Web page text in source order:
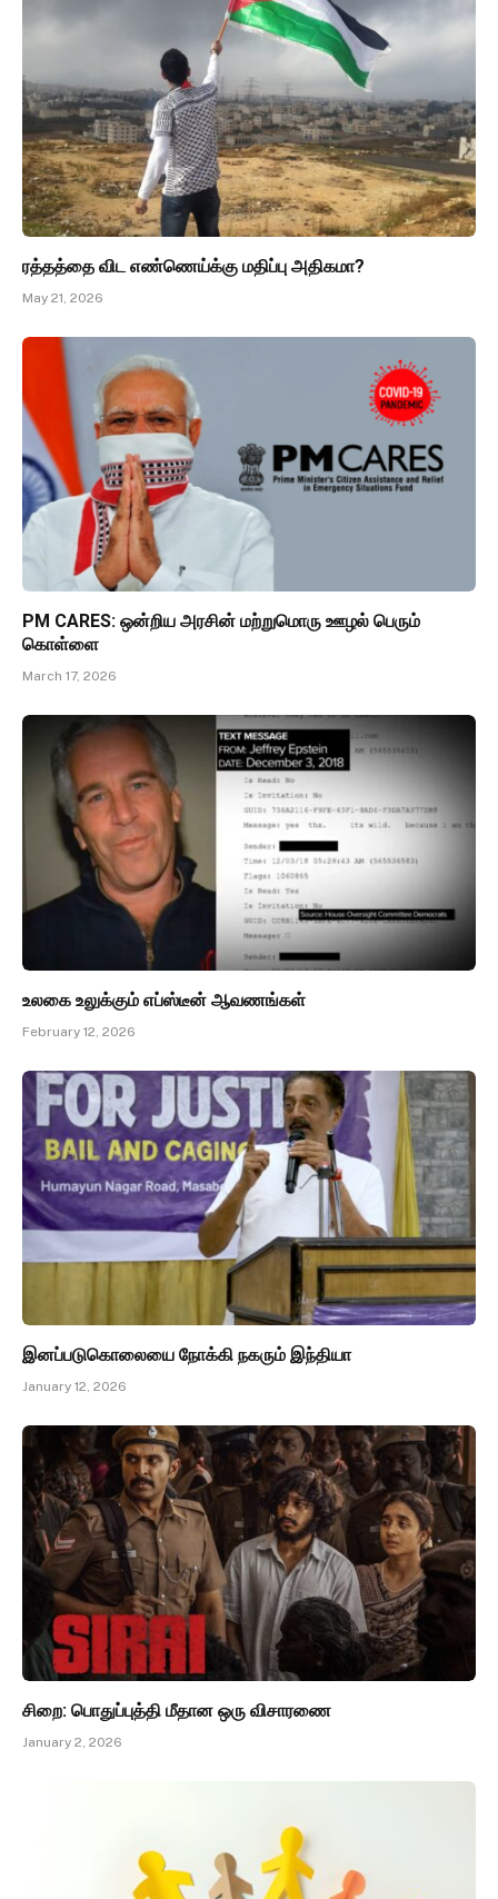
ரத்தத்தை விட எண்ணெய்க்கு மதிப்பு அதிகமா?
May 21, 2026
PM CARES: ஒன்றிய அரசின் மற்றுமொரு ஊழல் பெரும்
கொள்ளை
March 17, 2026
உலகை உலுக்கும் எப்ஸ்டீன் ஆவணங்கள்
February 12, 2026
இனப்படுகொலையை நோக்கி நகரும் இந்தியா
January 12, 2026
சிறை: பொதுப்புத்தி மீதான ஒரு விசாரணை
January 2, 2026